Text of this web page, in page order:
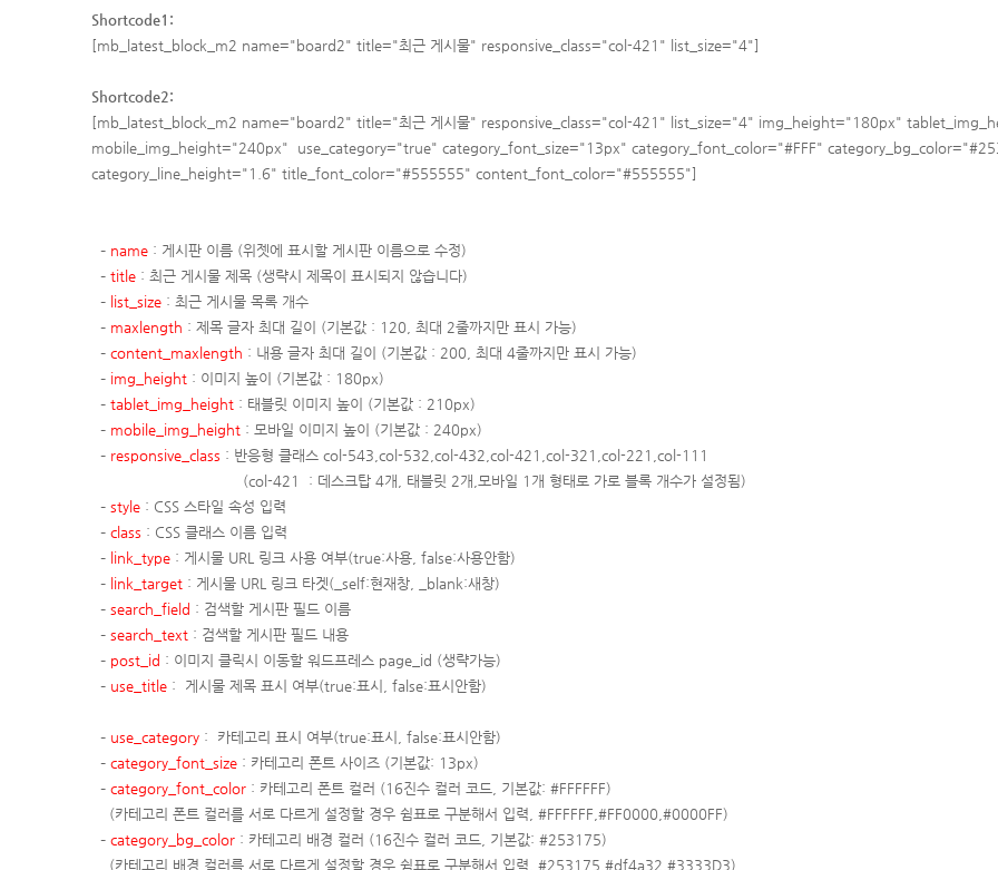
Shortcode1:
[mb_latest_block_m2 name="board2" title="최근 게시물" responsive_class="col-421" list_size="4"]
Shortcode2:
[mb_latest_block_m2 name="board2" title="최근 게시물" responsive_class="col-421" list_size="4" img_height="180px"
mobile_img_height="240px"
use_category="true" category_font_size="13px" category_font_color="#FFF"
category_line_height="1.6" title_ font_color="#555555" content_ font_color="#555555"]
– name : 게시판 이름 (위젯에 표시할 게시판 이름으로 수정)
– title : 최근 게시물 제목 (생략시 제목이 표시되지 않습니다)
– list_size : 최근 게시물 목록 개수
– maxlength : 제목 글자 최대 길이 (기본값 : 120, 최대 2줄까지만 표시 가능)
– content_maxlength : 내용 글자 최대 길이 (기본값 : 200, 최대 4줄까지만 표시 가능)
– img_height : 이미지 높이 (기본값 : 180px)
– tablet_img_height : 태블릿 이미지 높이 (기본값 : 210px)
– mobile_img_height : 모바일 이미지 높이 (기본값 : 240px)
– responsive_class : 반응형 클래스 col-543,col-532,col-432,col-421,col-321,col-221,col-111
(col-421 : 데스크탑 4개, 태블릿 2개,모바일 1개 형태로 가로 블록 개수가 설정됨)
– style : CSS 스타일 속성 입력
– class : CSS 클래스 이름 입력
– link_type : 게시물 URL 링크 사용 여부(true:사용, false:사용안함)
– link_target : 게시물 URL 링크 타겟(_self:현재창, _blank:새창)
– search_field : 검색할 게시판 필드 이름
– search_text : 검색할 게시판 필드 내용
– post_id : 이미지 클릭시 이동할 워드프레스 page_id (생략가능)
– use_title : 게시물 제목 표시 여부(true:표시, false:표시안함)
– use_category : 카테고리 표시 여부(true:표시, false:표시안함)
– category_font_size : 카테고리 폰트 사이즈 (기본값: 13px)
– category_font_color : 카테고리 폰트 컬러 (16진수 컬러 코드, 기본값: #FFFFFF)
(카테고리 폰트 컬러를 서로 다르게 설정할 경우 쉼표로 구분해서 입력, #FFFFFF, #FF0000, #0000FF)
– category_bg_color : 카테고리 배경 컬러 (16진수 컬러 코드, 기본값: #253175)
(카테고리 배경 컬러를 서로 다르게 설정할 경우 쉼표로 구분해서 입력, #253175, #df4a32,#3333D3)